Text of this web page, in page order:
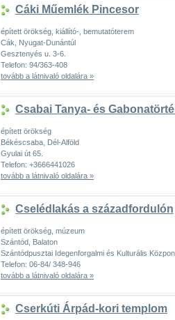
Cáki Műemlék Pincesor
épített örökség, kiállító-, bemutatóterem
Cák, Nyugat-Dunántúl
Gesztenyés u. 3-6.
Telefon: 94/363-408
tovább a látnivaló oldalára »
Csabai Tanya- és
épített örökség
Békéscsaba, Dél-Alföld
Gyulai út 65.
Telefon: +3666441026
tovább a látnivaló oldalára »
Cselédlakás a századfordulón
épített örökség, múzeum
Szántód, Balaton
Szántódpusztai Idegenforgalmi és Kulturális
Telefon: 06-84/ 348-946
tovább a látnivaló oldalára »
Cserkúti Árpád-kori templom